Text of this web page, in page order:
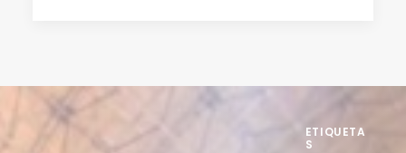
ETIQUETA
S